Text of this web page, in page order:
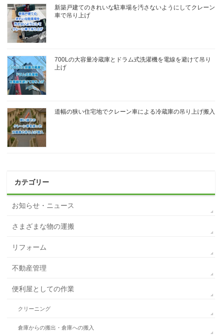
新築戸建てのきれいな駐車場を汚さないようにしてクレーン
車で吊り上げ
700Lの大容量冷蔵庫とドラム式洗濯機を電線を避けて吊り
上げ
道幅の狭い住宅地でクレーン車による冷蔵庫の吊り上げ搬入
カテゴリー
お知らせ・ニュース
さまざまな物の運搬
リフォーム
不動産管理
便利屋としての作業
クリーニング
倉庫からの搬出・倉庫への搬入